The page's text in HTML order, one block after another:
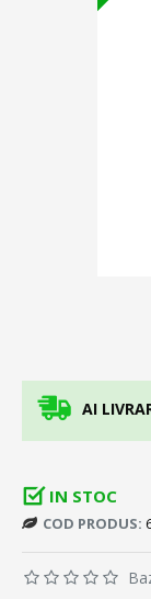
AI
IN STOC
COD PRODUS: